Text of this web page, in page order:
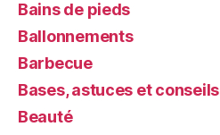
Bains de pieds
Ballonnements
Barbecue
Bases, astuces et conseils
Beauté